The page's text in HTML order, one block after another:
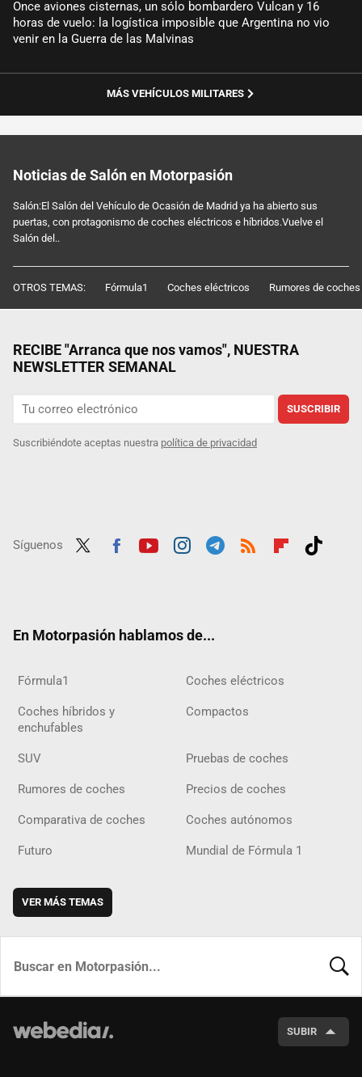
Once aviones cisternas, un sólo bombardero Vulcan y 16
horas de vuelo: la logística imposible que Argentina no vio
venir en la Guerra de las Malvinas
MÁS VEHÍCULOS MILITARES
Noticias de Salón en Motorpasión
Salón:El Salón del Vehículo de Ocasión de Madrid ya ha abierto sus
puertas, con protagonismo de coches eléctricos e híbridos.Vuelve el
Salón del..
OTROS TEMAS: Fórmula1 Coches eléctricos Rumores de coches
RECIBE "Arranca que nos vamos", NUESTRA
NEWSLETTER SEMANAL
SUSCRIBIR
Suscribiéndote aceptas nuestra política de privacidad
Síguenos
En Motorpasión hablamos de...
Fórmula1 Coches eléctricos
Coches híbridos y
enchufables
Compactos
SUV Pruebas de coches
Rumores de coches Precios de coches
Comparativa de coches Coches autónomos
Futuro Mundial de Fórmula 1
VER MÁS TEMAS
SUBIR